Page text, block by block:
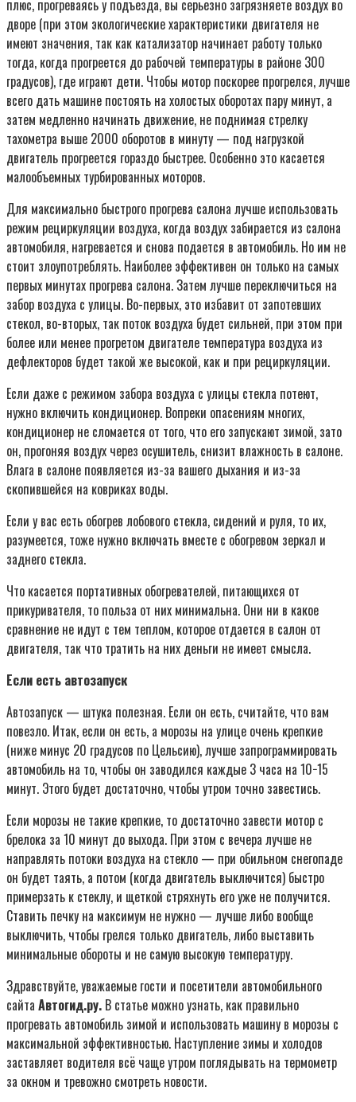
плюс, прогреваясь у подъезда, вы серьезно загрязняете воздух во
дворе (при этом экологические характеристики двигателя не
имеют значения, так как катализатор начинает работу только
тогда, когда прогреется до рабочей температуры в районе 300
градусов), где играют дети. Чтобы мотор поскорее прогрелся, лучше
всего дать машине постоять на холостых оборотах пару минут, а
затем медленно начинать движение, не поднимая стрелку
тахометра выше 2000 оборотов в минуту — под нагрузкой
двигатель прогреется гораздо быстрее. Особенно это касается
малообъемных турбированных моторов.
Для максимально быстрого прогрева салона лучше использовать
режим рециркуляции воздуха, когда воздух забирается из салона
автомобиля, нагревается и снова подается в автомобиль. Но им не
стоит злоупотреблять. Наиболее эффективен он только на самых
первых минутах прогрева салона. Затем лучше переключиться на
забор воздуха с улицы. Во-первых, это избавит от запотевших
стекол, во-вторых, так поток воздуха будет сильней, при этом при
более или менее прогретом двигателе температура воздуха из
дефлекторов будет такой же высокой, как и при рециркуляции.
Если даже с режимом забора воздуха с улицы стекла потеют,
нужно включить кондиционер. Вопреки опасениям многих,
кондиционер не сломается от того, что его запускают зимой, зато
он, прогоняя воздух через осушитель, снизит влажность в салоне.
Влага в салоне появляется из-за вашего дыхания и из-за
скопившейся на ковриках воды.
Если у вас есть обогрев лобового стекла, сидений и руля, то их,
разумеется, тоже нужно включать вместе с обогревом зеркал и
заднего стекла.
Что касается портативных обогревателей, питающихся от
прикуривателя, то польза от них минимальна. Они ни в какое
сравнение не идут с тем теплом, которое отдается в салон от
двигателя, так что тратить на них деньги не имеет смысла.
Если есть автозапуск
Автозапуск — штука полезная. Если он есть, считайте, что вам
повезло. Итак, если он есть, а морозы на улице очень крепкие
(ниже минус 20 градусов по Цельсию), лучше запрограммировать
автомобиль на то, чтобы он заводился каждые 3 часа на 10−15
минут. Этого будет достаточно, чтобы утром точно завестись.
Если морозы не такие крепкие, то достаточно завести мотор с
брелока за 10 минут до выхода. При этом с вечера лучше не
направлять потоки воздуха на стекло — при обильном снегопаде
он будет таять, а потом (когда двигатель выключится) быстро
примерзать к стеклу, и щеткой стряхнуть его уже не получится.
Ставить печку на максимум не нужно — лучше либо вообще
выключить, чтобы грелся только двигатель, либо выставить
минимальные обороты и не самую высокую температуру.
Здравствуйте, уважаемые гости и посетители автомобильного
сайта Автогид.ру. В статье можно узнать, как правильно
прогревать автомобиль зимой и использовать машину в морозы с
максимальной эффективностью. Наступление зимы и холодов
заставляет водителя всё чаще утром поглядывать на термометр
за окном и тревожно смотреть новости.